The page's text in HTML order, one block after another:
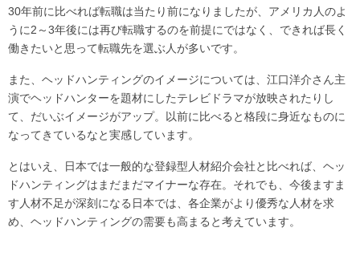
30年前に比べれば転職は当たり前になりましたが、アメリカ人のよ
うに2～3年後には再び転職するのを前提にではなく、できれば長く
働きたいと思って転職先を選ぶ人が多いです。
また、ヘッドハンティングのイメージについては、江口洋介さん主
演でヘッドハンターを題材にしたテレビドラマが放映されたりし
て、だいぶイメージがアップ。以前に比べると格段に身近なものに
なってきているなと実感しています。
とはいえ、日本では一般的な登録型人材紹介会社と比べれば、ヘッ
ドハンティングはまだまだマイナーな存在。それでも、今後ますま
す人材不足が深刻になる日本では、各企業がより優秀な人材を求
め、ヘッドハンティングの需要も高まると考えています。